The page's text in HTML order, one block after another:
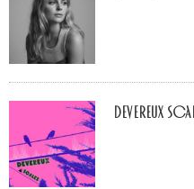
Devereux